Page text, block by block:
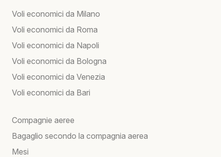
Voli economici da Milano
Voli economici da Roma
Voli economici da Napoli
Voli economici da Bologna
Voli economici da Venezia
Voli economici da Bari
Compagnie aeree
Bagaglio secondo la compagnia aerea
Mesi